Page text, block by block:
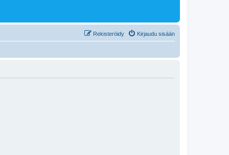
Kirjaudu sisään
Rekisteröidy